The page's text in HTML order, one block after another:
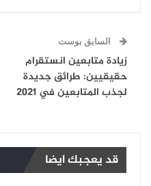
السابق بوست
زيادة متابعين انستقرام
حقيقيين: طرائق جديدة
لجذب المتابعين في 2021
قد يعجبك ايضا